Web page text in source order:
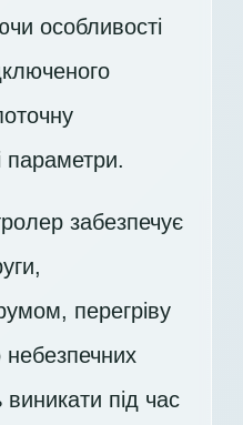
особливості
параметри.
забезпечує
перегріву
небезпечних
виникати під час